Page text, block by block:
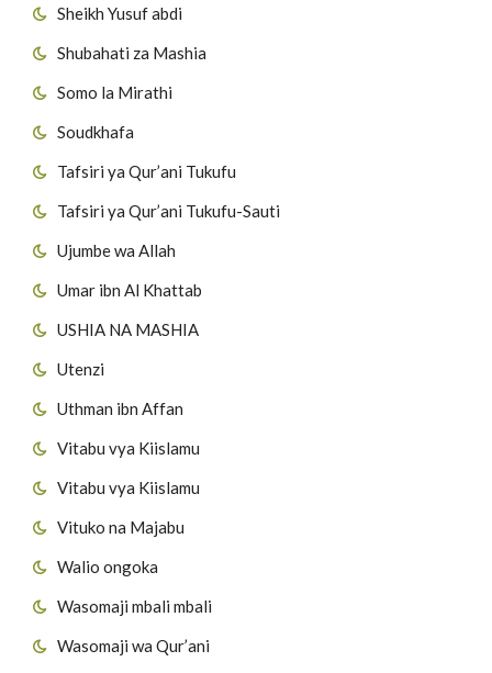
Sheikh Yusuf abdi
Shubahati za Mashia
Somo la Mirathi
Soudkhafa
Tafsiri ya Qur’ani Tukufu
Tafsiri ya Qur’ani Tukufu-Sauti
Ujumbe wa Allah
Umar ibn Al Khattab
USHIA NA MASHIA
Utenzi
Uthman ibn Affan
Vitabu vya Kiislamu
Vitabu vya Kiislamu
Vituko na Majabu
Walio ongoka
Wasomaji mbali mbali
Wasomaji wa Qur’ani